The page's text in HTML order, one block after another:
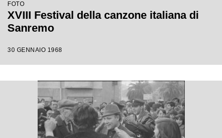
FOTO
XVIII Festival della canzone italiana di
Sanremo
30 GENNAIO 1968